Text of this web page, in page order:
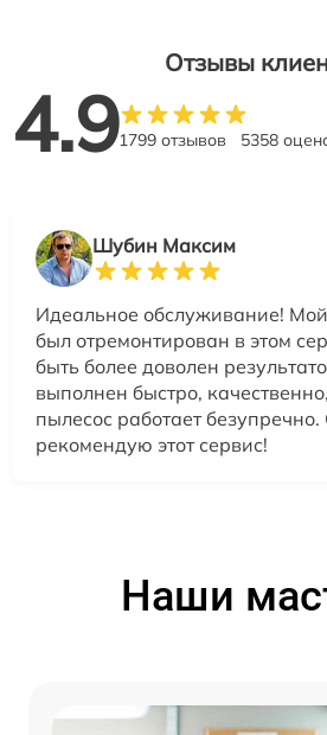
Отзывы
4.91799 отзывов 5358
Шубин Максим
Идеальное обслуживание!
был отремонтирован в этом
быть более доволен
выполнен быстро,
пылесос работает
рекомендую этот сервис!
Наши